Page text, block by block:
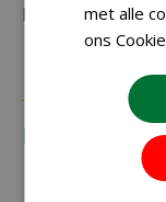
bestelling plaatst.
Recensies
met alle
ons